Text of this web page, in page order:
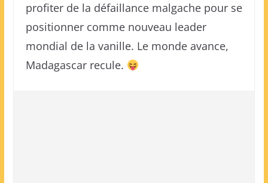
profiter de la défaillance malgache pour se
positionner comme nouveau leader
mondial de la vanille. Le monde avance,
Madagascar recule.